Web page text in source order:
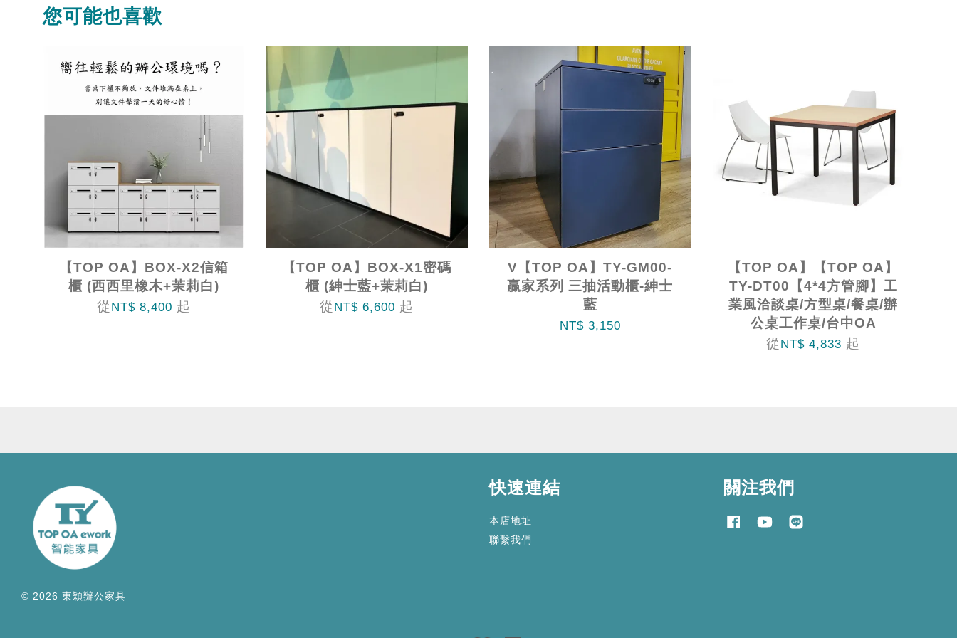
您可能也喜歡
【TOP OA】BOX-X2信箱
櫃 (西西里橡木+茉莉白)
從 NT$ 8,400 起
【TOP OA】BOX-X1密碼
櫃 (紳士藍+茉莉白)
從 NT$ 6,600 起
V【TOP OA】TY-GM00-
贏家系列 三抽活動櫃-紳士
藍
NT$ 3,150
【TOP OA】【TOP OA】
TY-DT00【4*4方管腳】工
業風洽談桌/方型桌/餐桌/辦
公桌工作桌/台中OA
從 NT$ 4,833 起
© 2026 東穎辦公家具
快速連結
本店地址
聯繫我們
關注我們
FacebookYouTube